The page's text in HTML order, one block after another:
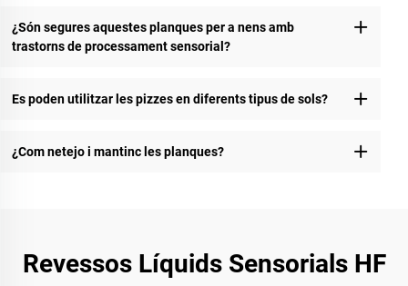
¿Són segures aquestes planques per a nens amb
trastorns de processament sensorial?
Es poden utilitzar les pizzes en diferents tipus de sols?
¿Com netejo i mantinc les planques?
Revessos Líquids Sensorials HF